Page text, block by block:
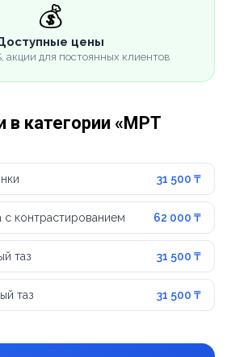
💰
цены
акции для постоянных клиентов
в категории «МРТ
31 500 ₸
контрастированием 62 000 ₸
таз 31 500 ₸
таз 31 500 ₸